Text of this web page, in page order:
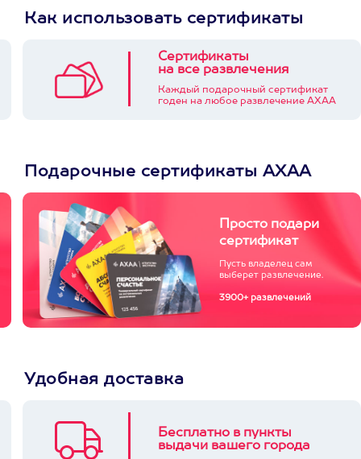
Как использовать сертификаты
Сертификаты
на все развлечения
Каждый подарочный сертификат
годен на любое развлечение АХАА
Подарочные сертификаты АХАА
Просто подари
сертификат
Пусть владелец сам
выберет развлечение.
3900+ развлечений
Удобная доставка
Бесплатно в пункты
выдачи вашего города